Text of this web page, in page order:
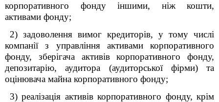
корпоративного фонду іншими, ніж кошти,
активами фонду;
2) задоволення вимог кредиторів, у тому числі
компанії з управління активами корпоративного
фонду, зберігача активів корпоративного фонду,
депозитарію, аудитора (аудиторської фірми) та
оцінювача майна корпоративного фонду;
3) реалізація активів корпоративного фонду, крім